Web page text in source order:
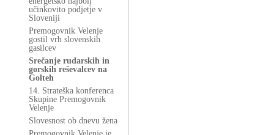
učinkovito podjetje v
Sloveniji
Premogovnik Velenje
gostil vrh slovenskih
gasilcev
Srečanje rudarskih in
gorskih reševalcev na
Golteh
14. Strateška konferenca
Skupine Premogovnik
Velenje
Slovesnost ob dnevu žena